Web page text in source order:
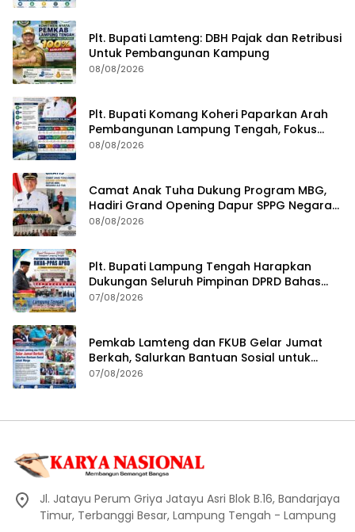
Plt. Bupati Lamteng: DBH Pajak dan Retribusi
Untuk Pembangunan Kampung
08/08/2026
Plt. Bupati Komang Koheri Paparkan Arah
Pembangunan Lampung Tengah, Fokus
pada SDM, Ekonomi, Infrastruktur dan
08/08/2026
Camat Anak Tuha Dukung Program MBG,
Hadiri Grand Opening Dapur SPPG Negara
Aji Tua Lampung Tengah
08/08/2026
Plt. Bupati Lampung Tengah Harapkan
Dukungan Seluruh Pimpinan DPRD Bahas
RKUA-PPAS APBD Tahun 2027
07/08/2026
Pemkab Lamteng dan FKUB Gelar Jumat
Berkah, Salurkan Bantuan Sosial untuk
Warga
07/08/2026
Jl. Jatayu Perum Griya Jatayu Asri Blok B.16, Bandarjaya
Timur, Terbanggi Besar, Lampung Tengah - Lampung